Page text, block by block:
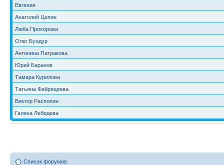
Евгения
Анатолий Цепин
Люба Прохорова
Олег Бундур
Антонина Патракова
Юрий Баранов
Тамара Курилова
Татьяна Фабрициева
Виктор Распопин
Галина Лебедева
Список форумов